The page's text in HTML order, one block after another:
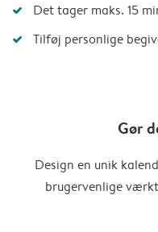
Det tager maks. 15
Tilføj personlige
Gør
Design en unik
brugervenlige